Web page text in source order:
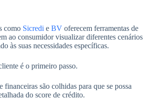
como Sicredi e BV oferecem ferramentas de
ao consumidor visualizar diferentes cenários
às suas necessidades específicas.
é o primeiro passo.
financeiras são colhidas para que se possa
do score de crédito.